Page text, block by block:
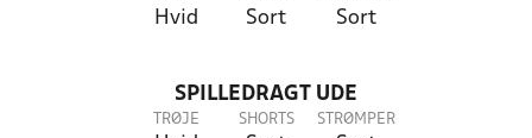
Hvid Sort Sort
SPILLEDRAGT UDE
TRØJE SHORTS STRØMPER